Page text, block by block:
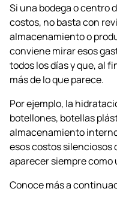
Si una bodega o centro
costos, no basta con
almacenamiento o
conviene mirar esos
todos los días y que, al
más de lo que parece.
Por ejemplo, la
botellones, botellas
almacenamiento
esos costos silenciosos
aparecer siempre
Conoce más a